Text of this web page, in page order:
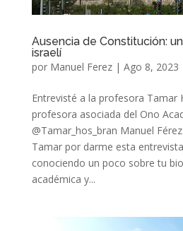
Ausencia de Constitución:
israelí
por Manuel Ferez| Ago 8, 2023
Entrevisté a la profesora Tamar
profesora asociada del Ono
@Tamar_hos_bran Manuel
Tamar por darme esta
conociendo un poco sobre tu
académica y...